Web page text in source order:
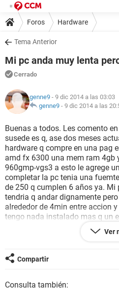
Foros Hardware
Tema Anterior
Mi pc anda muy lenta
Cerrado
genne9 - 9 dic 2014 a las 03:03
genne9 - 9 dic 2014 a las
Buenas a todos. Les comento
susede es q, ase dos meses
hardware q compre en una pag
amd fx 6300 una mem ram 4gb
960gmp-vgs3 a esto le agrege
completar la pc tenia una
de 250 q cumplen 6 años ya. Mi
tendria q andar dignamente
alrededor de 4min entre accion
tengo nada instalado mas q un
free y un simulador de
Los agradeseria mi so es
Ver
Compartir
Consulta también: